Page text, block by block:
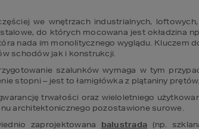
we wnętrzach industrialnych,
do których mocowana jest okładzina
nada im monolitycznego wyglądu. Kluczem
schodów jak i konstrukcji.
szalunków wymaga w tym
stopni – jest to łamigłówka z plątaniny prętów.
trwałości oraz wieloletniego
architektonicznego pozostawione surowe.
zaprojektowana balustrada (np.